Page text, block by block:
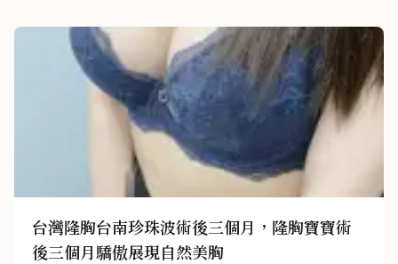
台灣隆胸台南珍珠波術後三個月，隆胸寶寶術
後三個月驕傲展現自然美胸